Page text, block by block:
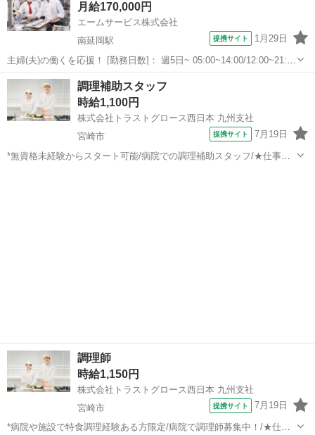
いません...
月給170,000円
エームサービス株式会社
南延岡駅
提携サイト 1月29日
主婦(夫)の働くを応援！ [勤務日数]： 週5日~ 05:00~14:00/12:00~21:00
[勤務地・最寄駅]： 宮崎県延岡市構口町2-198-1 旭化成サザンぴあかま
えぐち寮-1692 ＜エームサービス株式会...
宮崎 延岡市 南延岡駅
調理補助スタッフ
時給1,100円
株式会社トラストグロース西日本 九州支社
宮崎市
提携サイト 7月19日
*無資格未経験からスタート可能/病院での調理補助スタッフ/★仕事
調理師
時給1,150円
株式会社トラストグロース西日本 九州支社
宮崎市
提携サイト 7月19日
*病院や施設で特食調理経験ある方限定/病院で調理師募集中！/★仕事